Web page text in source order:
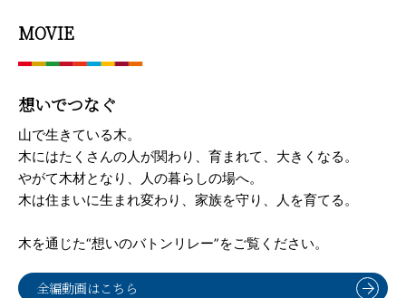
MOVIE
想いでつなぐ
山で生きている木。
木にはたくさんの人が関わり、育まれて、大きくなる。
やがて木材となり、人の暮らしの場へ。
木は住まいに生まれ変わり、家族を守り、人を育てる。
木を通じた“想いのバトンリレー”をご覧ください。
全編動画はこちら